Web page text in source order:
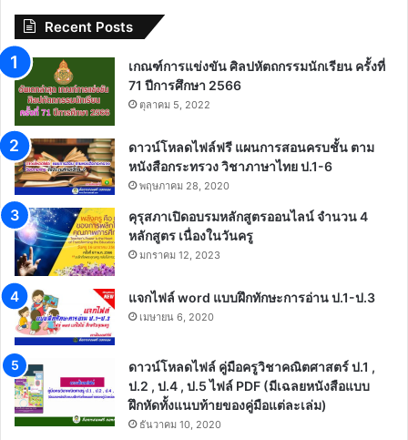
Recent Posts
เกณฑ์การแข่งขัน ศิลปหัตถกรรมนักเรียน ครั้งที่
71 ปีการศึกษา 2566
ตุลาคม 5, 2022
ดาวน์โหลดไฟล์ฟรี แผนการสอนครบชั้น ตาม
หนังสือกระทรวง วิชาภาษาไทย ป.1-6
พฤษภาคม 28, 2020
คุรุสภาเปิดอบรมหลักสูตรออนไลน์ จำนวน 4
หลักสูตร เนื่องในวันครู
มกราคม 12, 2023
แจกไฟล์ word แบบฝึกทักษะการอ่าน ป.1-ป.3
เมษายน 6, 2020
ดาวน์โหลดไฟล์ คู่มือครูวิชาคณิตศาสตร์ ป.1 ,
ป.2 , ป.4 , ป.5 ไฟล์ PDF (มีเฉลยหนังสือแบบ
ฝึกหัดทั้งแนบท้ายของคู่มือแต่ละเล่ม)
ธันวาคม 10, 2020